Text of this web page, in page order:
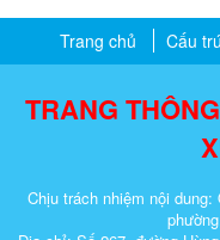
Trang chủ Cấu
TRANG
Chịu trách nhiệm nội